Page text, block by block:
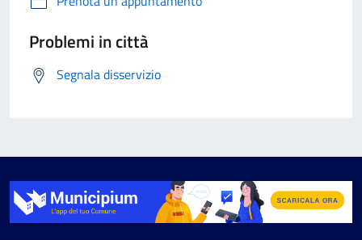
Problemi in città
Segnala disservizio